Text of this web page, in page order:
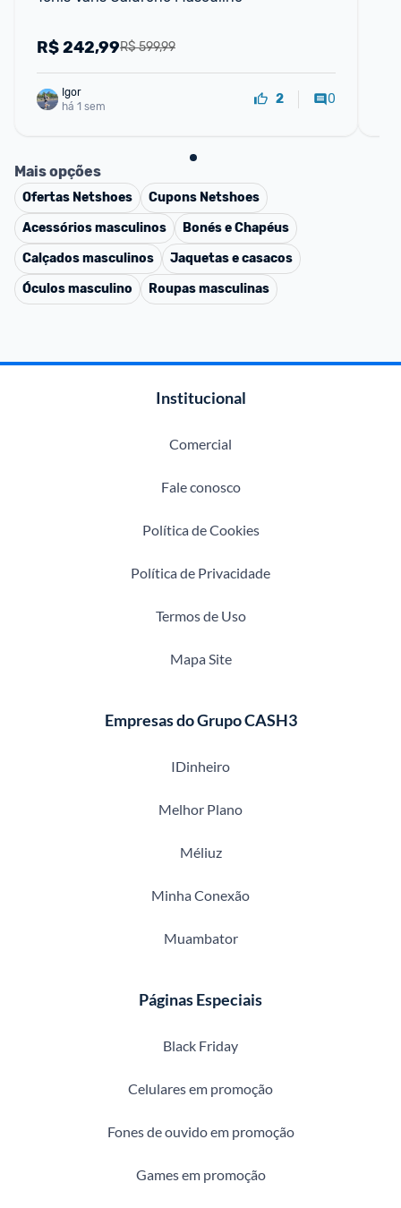
R$ 599,99
R$242,99
Igor
há 1 sem
2 0
Mais opções
Ofertas Netshoes Cupons Netshoes
Acessórios masculinos
Bonés e Chapéus
Calçados masculinos
Jaquetas e casacos
Óculos masculino
Roupas masculinas
Institucional
Comercial
Fale conosco
Política de Cookies
Política de Privacidade
Termos de Uso
Mapa Site
Empresas do Grupo CASH3
IDinheiro
Melhor Plano
Méliuz
Minha Conexão
Muambator
Páginas Especiais
Black Friday
Celulares em promoção
Fones de ouvido em promoção
Games em promoção